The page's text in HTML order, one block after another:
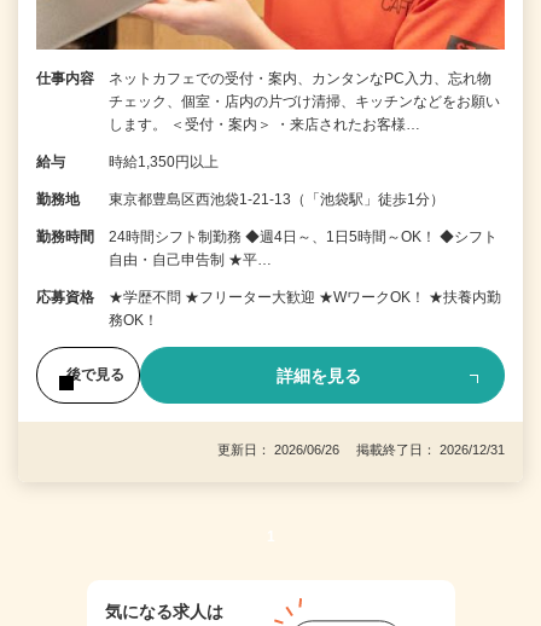
仕事内容
ネットカフェでの受付・案内、カンタンなPC入力、忘れ物
チェック、個室・店内の片づけ清掃、キッチンなどをお願い
します。 ＜受付・案内＞ ・来店されたお客様…
給与 時給1,350円以上
勤務地 東京都豊島区西池袋1-21-13（「池袋駅」徒歩1分）
勤務時間
24時間シフト制勤務 ◆週4日～、1日5時間～OK！ ◆シフト
自由・自己申告制 ★平…
応募資格
★学歴不問 ★フリーター大歓迎 ★WワークOK！ ★扶養内勤
務OK！
後で見る 詳細を見る
更新日： 2026/06/26 掲載終了日： 2026/12/31
1
気になる求人は